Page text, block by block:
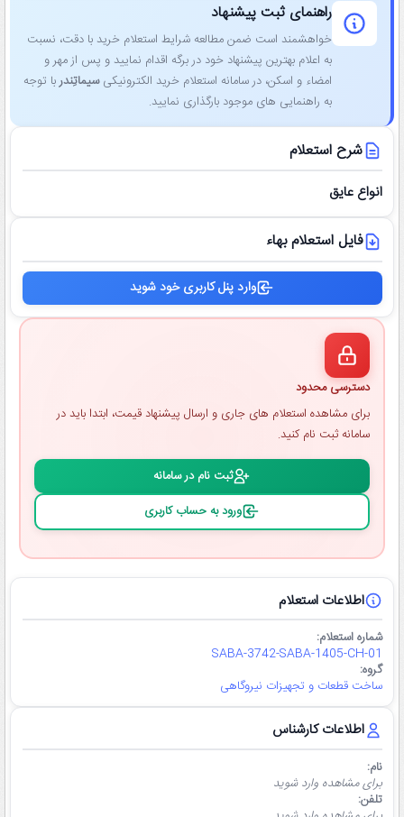
اطلاعات استعلام
شماره استعلام:
SABA-3742-SABA-1405-CH-01
گروه:
ساخت قطعات و تجهیزات نیروگاهی
اطلاعات کارشناس
نام:
برای مشاهده وارد شوید
تلفن:
راهنمای ثبت پیشنهاد
خواهشمند است ضمن مطالعه شرایط استعلام خرید با دقت، نسبت
به اعلام بهترین پیشنهاد خود در برگه اقدام نمایید و پس از مهر و
امضاء و اسکن، در سامانه استعلام خرید الکترونیکیسیماتِندربا توجه
به راهنمایی ‌های موجود بارگذاری نمایید.
شرح استعلام
انواع عایق
فایل استعلام بهاء
وارد پنل کاربری خود شوید
دسترسی محدود
برای مشاهده استعلام ‌های جاری و ارسال پیشنهاد قیمت، ابتدا باید در
سامانه ثبت ‌نام کنید.
ثبت ‌نام در سامانه
ورود به حساب کاربری